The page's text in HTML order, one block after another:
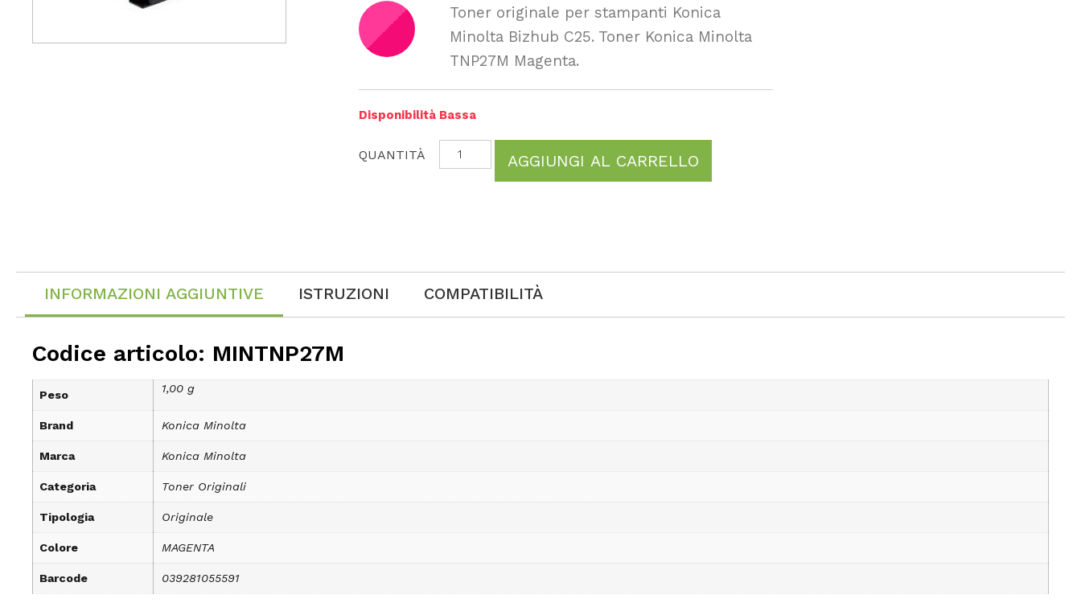
Toner originale per stampanti Konica
Minolta Bizhub C25. Toner Konica Minolta
TNP27M Magenta.
Disponibilità Bassa
AGGIUNGI AL CARRELLO
INFORMAZIONI AGGIUNTIVE ISTRUZIONI COMPATIBILITÀ
Codice articolo: MINTNP27M
Peso 1,00 g
Brand Konica Minolta
Marca Konica Minolta
Categoria Toner Originali
Tipologia Originale
Colore MAGENTA
Barcode 039281055591